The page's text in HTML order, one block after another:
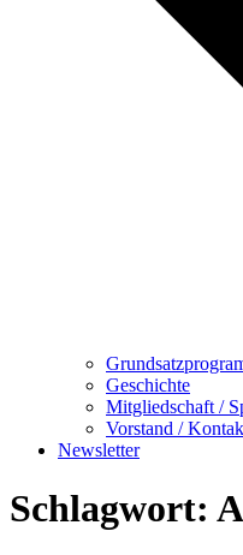
Geschichte
Mitgliedschaft /
Vorstand /
Newsletter
Schlagwort: